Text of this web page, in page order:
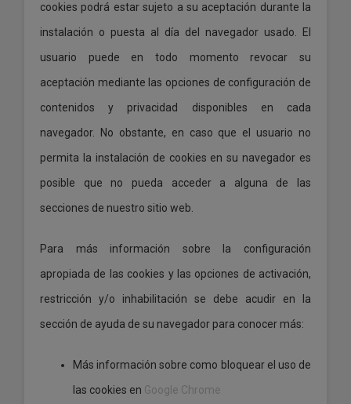
cookies podrá estar sujeto a su aceptación durante la
instalación o puesta al día del navegador usado. El
usuario puede en todo momento revocar su
aceptación mediante las opciones de configuración de
contenidos y privacidad disponibles en cada
navegador. No obstante, en caso que el usuario no
permita la instalación de cookies en su navegador es
posible que no pueda acceder a alguna de las
secciones de nuestro sitio web.
Para más información sobre la configuración
apropiada de las cookies y las opciones de activación,
restricción y/o inhabilitación se debe acudir en la
sección de ayuda de su navegador para conocer más:
Más información sobre como bloquear el uso de
las cookies en Google Chrome